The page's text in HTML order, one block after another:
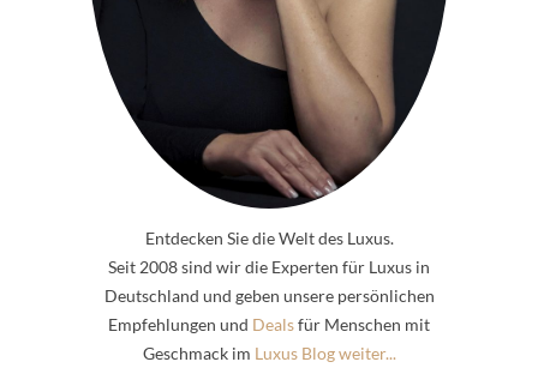
Entdecken Sie die Welt des Luxus.
Seit 2008 sind wir die Experten für Luxus in
Deutschland und geben unsere persönlichen
Empfehlungen und Dealsfür Menschen mit
Geschmack im Luxus Blog weiter...